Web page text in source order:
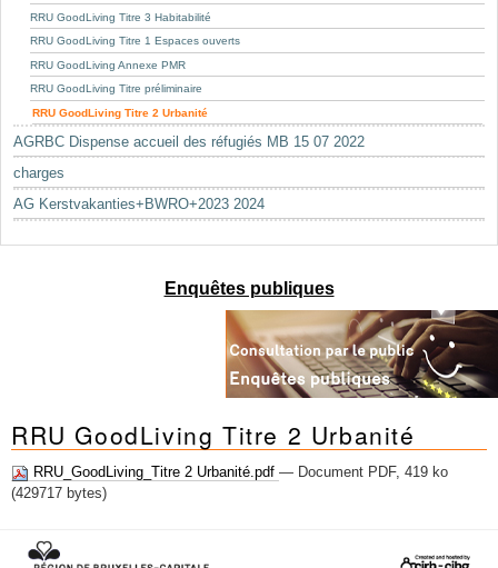
RRU GoodLiving Titre 3 Habitabilité
RRU GoodLiving Titre 1 Espaces ouverts
RRU GoodLiving Annexe PMR
RRU GoodLiving Titre préliminaire
RRU GoodLiving Titre 2 Urbanité
AGRBC Dispense accueil des réfugiés MB 15 07 2022
charges
AG Kerstvakanties+BWRO+2023 2024
Enquêtes publiques
RRU GoodLiving Titre 2 Urbanité
RRU_GoodLiving_Titre 2 Urbanité.pdf — Document PDF, 419 ko
(429717 bytes)